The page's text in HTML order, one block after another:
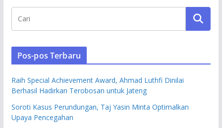
Pos-pos Terbaru
Raih Special Achievement Award, Ahmad Luthfi Dinilai
Berhasil Hadirkan Terobosan untuk Jateng
Soroti Kasus Perundungan, Taj Yasin Minta Optimalkan
Upaya Pencegahan